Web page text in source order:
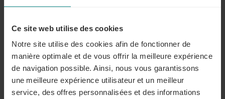
Ce site web utilise des cookies
Notre site utilise des cookies afin de fonctionner de
manière optimale et de vous offrir la meilleure expérience
de navigation possible. Ainsi, nous vous garantissons
une meilleure expérience utilisateur et un meilleur
service, des offres personnalisées et des informations
Travailleurs à domicile (contrat de travail ou conditions similaires)
Télétravailleurs